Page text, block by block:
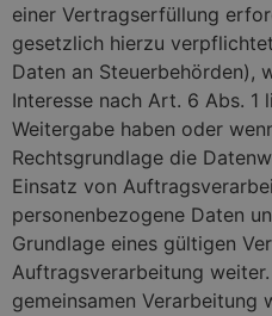
einer Vertragserfüllung
gesetzlich hierzu
Daten an Steuerbehörden),
Interesse nach Art. 6 Abs. 1
Weitergabe haben oder
Rechtsgrundlage die
Einsatz von
personenbezogene Daten
Grundlage eines gültigen
Auftragsverarbeitung
gemeinsamen Verarbeitung